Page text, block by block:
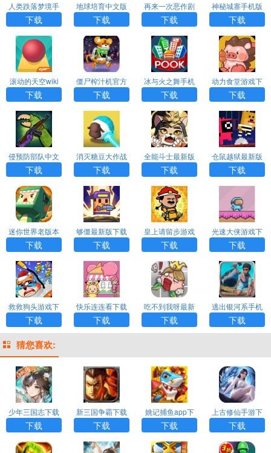
人类跌落梦境手
游免费下载
下载
地球培育中文版
下载
下载
再来一次恶作剧
下载
下载
神秘城寨手机版
下载
下载
滚动的天空wiki
完整版中文下载
下载
僵尸榨汁机官方
正版下载
下载
冰与火之舞手机
版下载
下载
动力食堂游戏下
载
下载
侵预防部队中文
版下载
下载
消灭糖豆大作战
游戏下载
下载
全能斗士最新版
下载
下载
仓鼠越狱最新版
下载
下载
迷你世界老版本
免费下载
下载
够僵最新版下载
下载
皇上请留步游戏
下载
下载
光速大侠游戏下
载
下载
救救狗头游戏下
载
下载
快乐连连看下载
免费版
下载
吃不到我呀最新
版本下载
下载
逃出银河系手机
版下载
下载
猜您喜欢:
少年三国志下载
下载
新三国争霸下载
下载
姚记捕鱼app下
载
下载
上古修仙手游下
载
下载